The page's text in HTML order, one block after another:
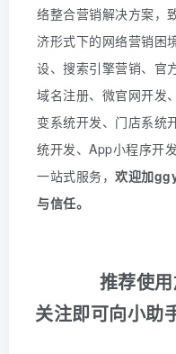
络整合营销解决方案，
济形式下的网络营销困
设、搜索引擎营销、官
域名注册、微官网开发
变系统开发、门店系统
统开发、App小程序开
一站式服务，欢迎加
与信任。
推荐使
关注即可向小助